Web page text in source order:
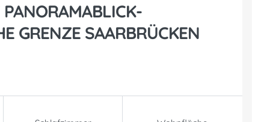
GRENZE SAARBRÜCKEN